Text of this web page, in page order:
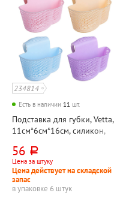
234814
Есть в наличии 11 шт.
Подставка для губки, Vetta,
11см*6см*16см, силикон,
56 руб.
Цена за штуку
Цена действует на складской
запас
в упаковке 6 штук